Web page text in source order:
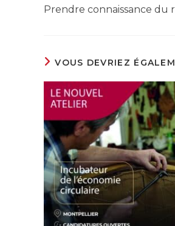
Prendre connaissance
VOUS DEVRIEZ